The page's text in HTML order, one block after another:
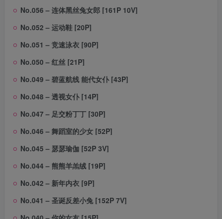
No.056 – 连体黑丝兔女郎 [161P 10V]
No.052 – 运动鞋 [20P]
No.051 – 竞速泳衣 [90P]
No.050 – 红丝 [21P]
No.049 – 碧蓝航线 能代女仆 [43P]
No.048 – 透视女仆 [14P]
No.047 – 足交粉丁丁 [30P]
No.046 – 舞蹈室的少女 [52P]
No.045 – 瑟瑟瑜伽 [52P 3V]
No.044 – 熊熊羊羔绒 [19P]
No.042 – 新年内衣 [9P]
No.041 – 圣诞反差小兔 [152P 7V]